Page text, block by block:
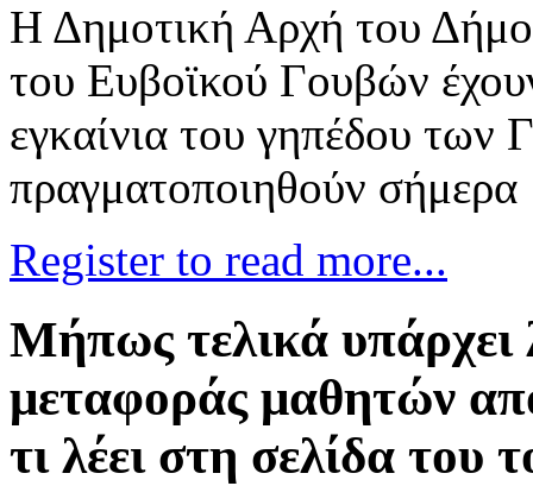
Η Δημοτική Αρχή του
του Ευβοϊκού Γουβών
εγκαίνια του γηπέδου των
πραγματοποιηθούν
Register to read more...
Μήπως τελικά
μεταφοράς μαθητών
τι λέει στη σελίδα του